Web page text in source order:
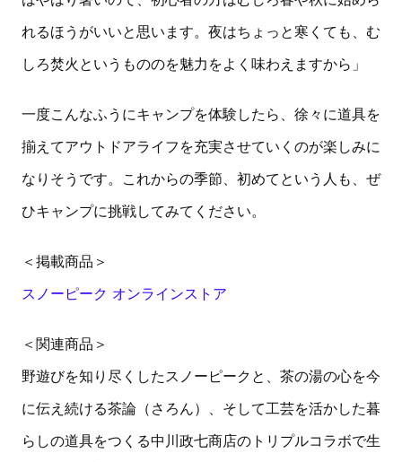
れるほうがいいと思います。夜はちょっと寒くても、む
しろ焚火というもののを魅力をよく味わえますから」
一度こんなふうにキャンプを体験したら、徐々に道具を
揃えてアウトドアライフを充実させていくのが楽しみに
なりそうです。これからの季節、初めてという人も、ぜ
ひキャンプに挑戦してみてください。
＜掲載商品＞
スノーピーク オンラインストア
＜関連商品＞
野遊びを知り尽くしたスノーピークと、茶の湯の心を今
に伝え続ける茶論（さろん）、そして工芸を活かした暮
らしの道具をつくる中川政七商店のトリプルコラボで生